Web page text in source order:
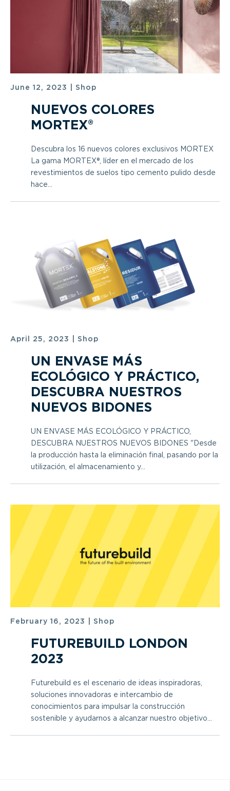
June 12, 2023 Shop
NUEVOS COLORES
MORTEX®
Descubra los 16 nuevos colores exclusivos MORTEX
La gama MORTEX®, líder en el mercado de los
revestimientos de suelos tipo cemento pulido desde
hace...
April 25, 2023 Shop
UN ENVASE MÁS
ECOLÓGICO Y PRÁCTICO,
DESCUBRA NUESTROS
NUEVOS BIDONES
UN ENVASE MÁS ECOLÓGICO Y PRÁCTICO,
DESCUBRA NUESTROS NUEVOS BIDONES "Desde
la producción hasta la eliminación final, pasando por la
utilización, el almacenamiento y...
February 16, 2023 Shop
FUTUREBUILD LONDON
2023
Futurebuild es el escenario de ideas inspiradoras,
soluciones innovadoras e intercambio de
conocimientos para impulsar la construcción
sostenible y ayudarnos a alcanzar nuestro objetivo...